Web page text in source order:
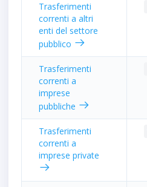
Trasferimenti
correnti a altri
enti del settore
pubblico
Trasferimenti
correnti a
imprese
pubbliche
Trasferimenti
correnti a
imprese private